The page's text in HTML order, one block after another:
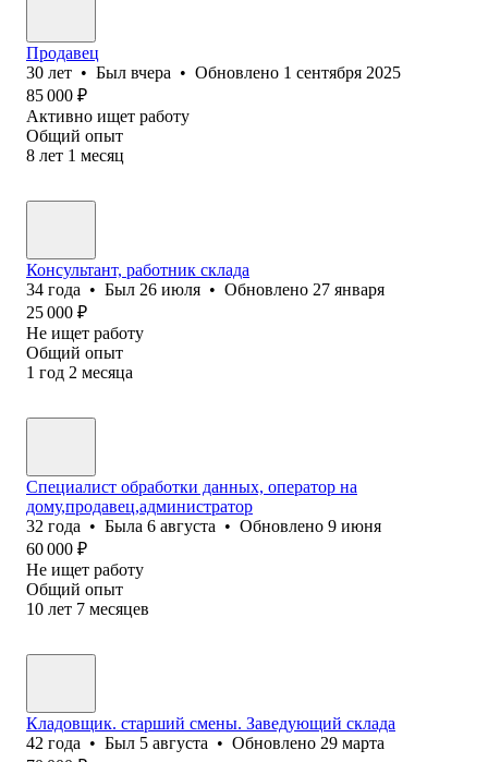
Продавец
30 лет • Был вчера • Обновлено 1 сентября 2025
85 000 ₽
Активно ищет работу
Общий опыт
8 лет 1 месяц
Консультант, работник склада
34 года • Был 26 июля • Обновлено 27 января
25 000 ₽
Не ищет работу
Общий опыт
1 год 2 месяца
Специалист обработки данных, оператор на
дому,продавец,администратор
32 года • Была 6 августа • Обновлено 9 июня
60 000 ₽
Не ищет работу
Общий опыт
10 лет 7 месяцев
Кладовщик. старший смены. Заведующий склада
42 года • Был 5 августа • Обновлено 29 марта